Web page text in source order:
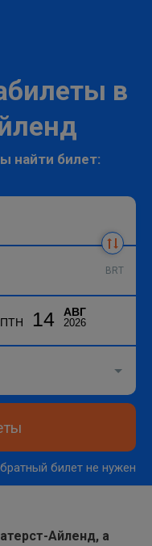
в
найти билет:
BRT
ПТН 14 АВГ
2026
билет не нужен
Айленд, а